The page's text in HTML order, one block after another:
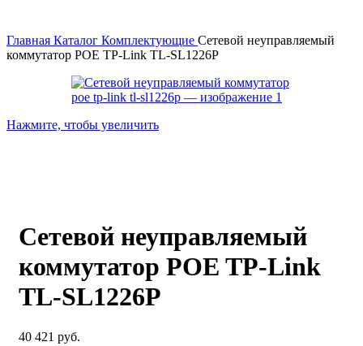
Главная Каталог Комплектующие Сетевой неуправляемый
коммутатор POE TP-Link TL-SL1226P
Нажмите, чтобы увеличить
Сетевой неуправляемый
коммутатор POE TP-Link
TL-SL1226P
40 421 руб.